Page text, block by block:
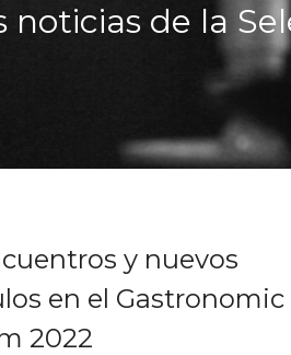
noticias de la
y nuevos
en el Gastronomic
2022